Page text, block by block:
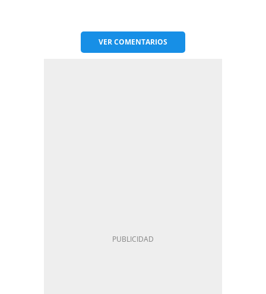
VERCOMENTARIOS